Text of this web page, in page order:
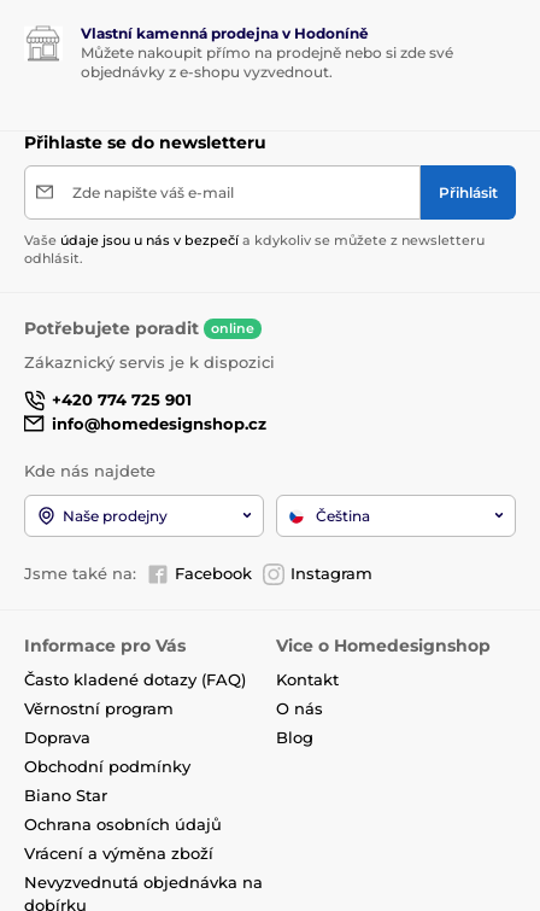
Vlastní kamenná prodejna v Hodoníně
Můžete nakoupit přímo na prodejně nebo si zde své
objednávky z e-shopu vyzvednout.
Přihlaste se do newsletteru
Zde napište váš e-mail Přihlásit
Vaše údaje jsou u nás v bezpečí a kdykoliv se můžete z newsletteru
odhlásit.
Potřebujete poradit online
Zákaznický servis je k dispozici
+420 774 725 901
info@homedesignshop.cz
Kde nás najdete
Naše prodejny Čeština
Jsme také na: Facebook Instagram
Informace pro Vás
Často kladené dotazy (FAQ)
Věrnostní program
Doprava
Obchodní podmínky
Biano Star
Ochrana osobních údajů
Vrácení a výměna zboží
Nevyzvednutá objednávka na
dobírku
Vice o Homedesignshop
Kontakt
O nás
Blog